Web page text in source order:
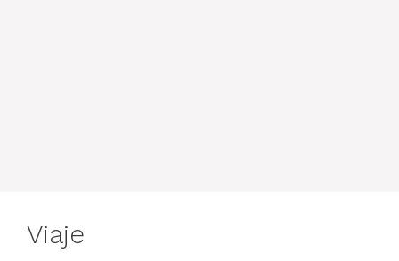
Viaje